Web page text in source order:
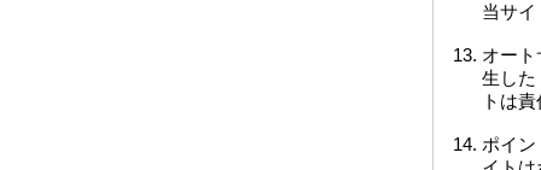
当サ
オー
生した
トは
ポイ